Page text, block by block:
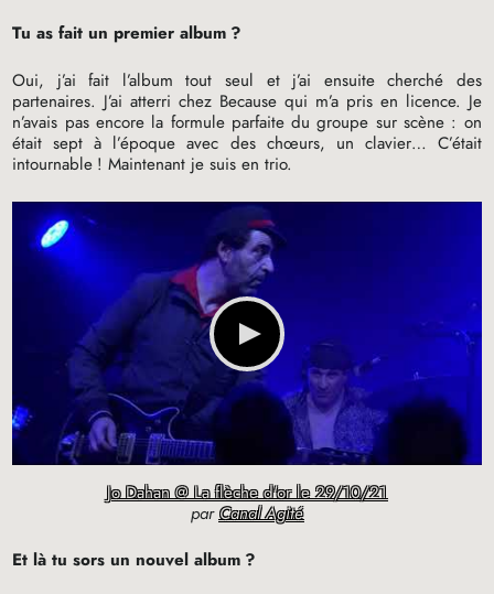
Tu as fait un premier album ?
Oui, j’ai fait l’album tout seul et j’ai ensuite cherché des
partenaires. J’ai atterri chez Because qui m’a pris en licence. Je
n’avais pas encore la formule parfaite du groupe sur scène : on
était sept à l’époque avec des chœurs, un clavier… C’était
intournable ! Maintenant je suis en trio.
Jo Dahan @ La flèche d'or le 29/10/21
parCanal Agité
Et là tu sors un nouvel album ?